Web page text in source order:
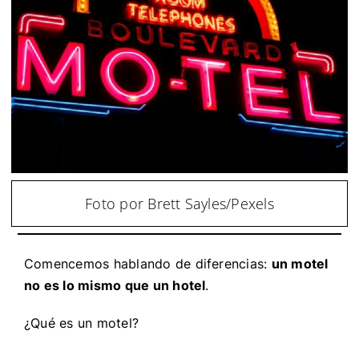
Foto por Brett Sayles/Pexels
Comencemos hablando de diferencias: un motel
no es lo mismo que un hotel.
¿Qué es un motel?